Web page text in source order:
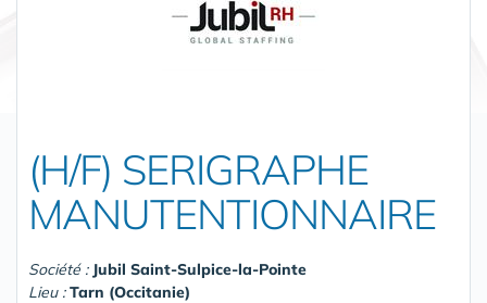
(H/F) SERIGRAPHE
MANUTENTIONNAIRE
Société : Jubil Saint-Sulpice-la-Pointe
Lieu :Tarn (Occitanie)